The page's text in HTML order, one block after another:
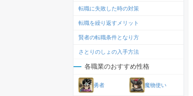
転職に失敗した時の対策
転職を繰り返すメリット
賢者の転職条件となり方
さとりのしょの入手方法
各職業のおすすめ性格
勇者 魔物使い